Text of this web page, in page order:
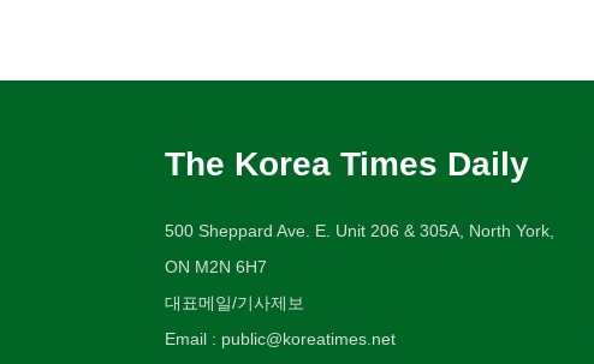
The Korea Times Daily
500 Sheppard Ave. E. Unit 206 & 305A, North York,
ON M2N 6H7
대표메일/기사제보
Email : public@koreatimes.net